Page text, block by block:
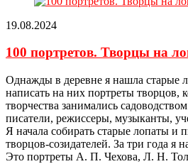
19.08.2024
100 портретов. Творцы на
Однажды в деревне я нашла старые
написать на них портреты творцов,
творчества занимались
писатели, режиссеры, музыканты,
Я начала собирать старые лопаты и
творцов-созидателей. За три года я
Это портреты А. П. Чехова, Л. Н.